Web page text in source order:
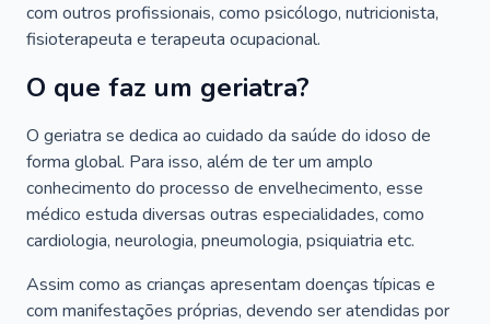
com outros profissionais, como psicólogo, nutricionista,
fisioterapeuta e terapeuta ocupacional.
O que faz um geriatra?
O geriatra se dedica ao cuidado da saúde do idoso de
forma global. Para isso, além de ter um amplo
conhecimento do processo de envelhecimento, esse
médico estuda diversas outras especialidades, como
cardiologia, neurologia, pneumologia, psiquiatria etc.
Assim como as crianças apresentam doenças típicas e
com manifestações próprias, devendo ser atendidas por